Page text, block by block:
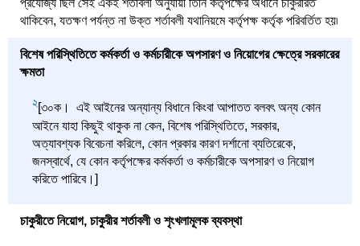
প্রযোজ্য ছিল সেই একই শর্তাবলী অনুযায়ী তিনি কর্তৃপক্ষের অধীনে চাকুরীরত
থাকিবেন, যতক্ষণ পর্যন্ত না উক্ত শর্তাবলী যথানিয়মে কর্তৃপক্ষ কর্তৃক পরিবর্তিত হয়৷
বিশেষ পরিস্থিতিতে কর্মকর্তা ও কর্মচারীকে অপসারণ ও নিয়োগের ক্ষেত্রে সরকারের
ক্ষমতা
2[৩০ক। এই আইনের অন্যান্য বিধানে কিংবা আপাতত বলবৎ অন্য কোন
আইনে যাহা কিছুই থাকুক না কেন, বিশেষ পরিস্থিতিতে, সরকার,
অত্যাবশ্যক বিবেচনা করিলে, কোন প্রকার কারণ দর্শানো ব্যতিরেকে,
জনস্বার্থে, যে কোন কর্তৃপক্ষের কর্মকর্তা ও কর্মচারীকে অপসারণ ও নিয়োগ
করিতে পারিবে।]
চাকুরীতে নিয়োগ, চাকুরীর শর্তাবলী ও শৃংখলামূলক ব্যবস্থা